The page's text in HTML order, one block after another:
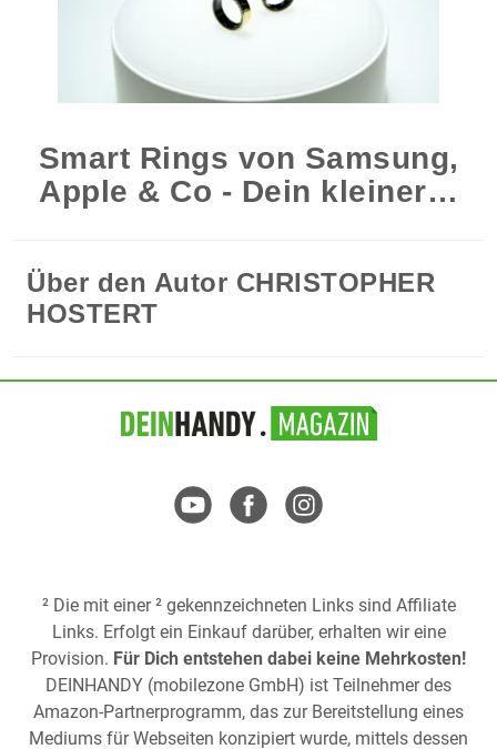
Smart Rings von Samsung,
Apple & Co - Dein kleiner…
Über den Autor CHRISTOPHER
HOSTERT
² Die mit einer ² gekennzeichneten Links sind Affiliate
Links. Erfolgt ein Einkauf darüber, erhalten wir eine
Provision. Für Dich entstehen dabei keine Mehrkosten!
DEINHANDY (mobilezone GmbH) ist Teilnehmer des
Amazon-Partnerprogramm, das zur Bereitstellung eines
Mediums für Webseiten konzipiert wurde, mittels dessen